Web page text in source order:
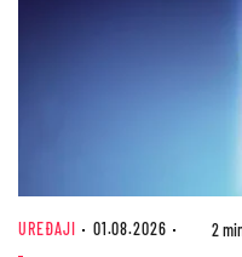
UREĐAJI 01.08.2026 2